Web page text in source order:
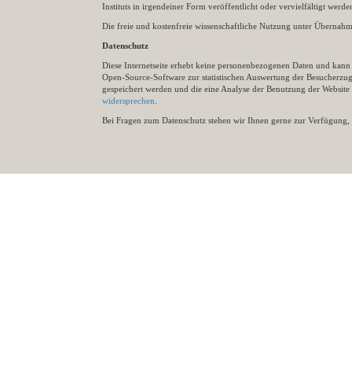
Instituts in irgendeiner Form veröffentlicht oder vervielfältigt
Die freie und kostenfreie wissenschaftliche Nutzung unter
Datenschutz
Diese Internetseite erhebt keine personenbezogenen Daten und
Open-Source-Software zur statistischen Auswertung der
gespeichert werden und die eine Analyse der Benutzung der
widersprechen
Bei Fragen zum Datenschutz stehen wir Ihnen gerne zur